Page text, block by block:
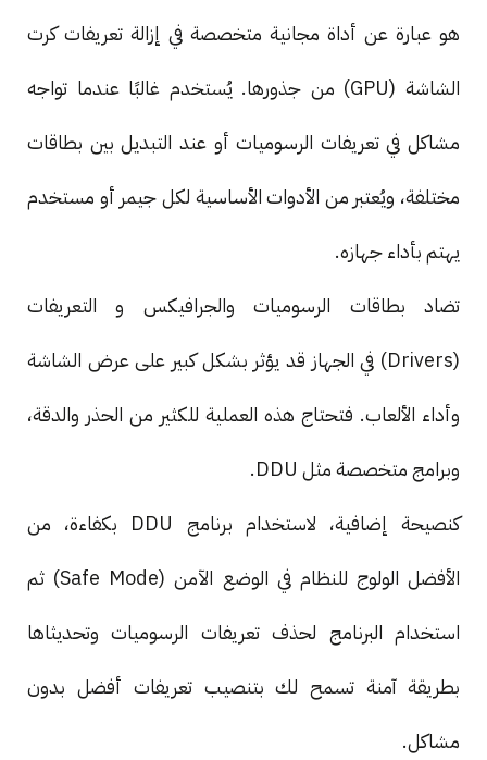
هو عبارة عن أداة مجانية متخصصة في إزالة تعريفات كرت
الشاشة (GPU) من جذورها. يُستخدم غالبًا عندما تواجه
مشاكل في تعريفات الرسوميات أو عند التبديل بين بطاقات
مختلفة، ويُعتبر من الأدوات الأساسية لكل جيمر أو مستخدم
يهتم بأداء جهازه.
تضاد بطاقات الرسوميات والجرافيكس و التعريفات
(Drivers) في الجهاز قد يؤثر بشكل كبير على عرض الشاشة
وأداء الألعاب. فتحتاج هذه العملية للكثير من الحذر والدقة،
وبرامج متخصصة مثل DDU.
كنصيحة إضافية، لاستخدام برنامج DDU بكفاءة، من
الأفضل الولوج للنظام في الوضع الآمن (Safe Mode) ثم
استخدام البرنامج لحذف تعريفات الرسوميات وتحديثاها
بطريقة آمنة تسمح لك بتنصيب تعريفات أفضل بدون
مشاكل.